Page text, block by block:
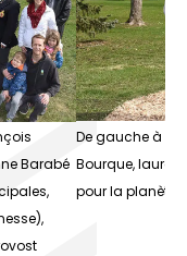
Barabé
De gauche à
Bourque,
pour la planète!